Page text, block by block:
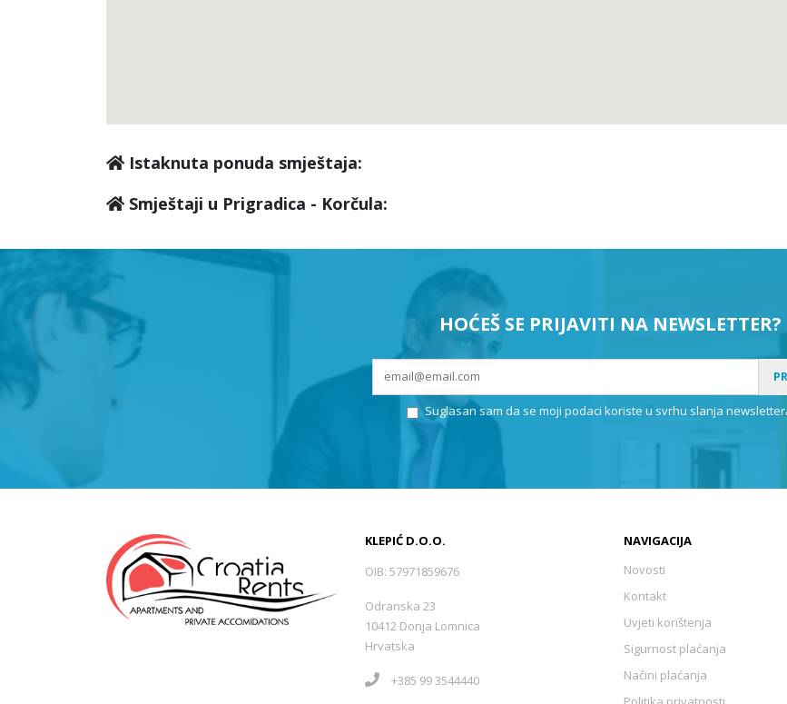
Istaknuta ponuda smještaja:
Smještaji u Prigradica - Korčula:
HOĆEŠ SE PRIJAVITI NA NEWSLETTER?
Suglasan sam da se moji podaci koriste u svrhu slanja
KLEPIĆ D.O.O.
OIB: 57971859676
Odranska 23
10412 Donja Lomnica
Hrvatska
+385 99 3544440
NAVIGACIJA
Novosti
Kontakt
Uvjeti korištenja
Sigurnost plaćanja
Načini plaćanja